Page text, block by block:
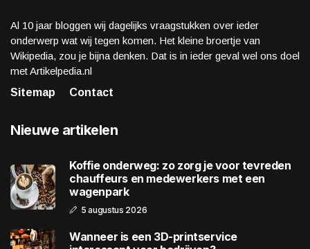
Al 10 jaar bloggen wij dagelijks vraagstukken over ieder
onderwerp wat wij tegen komen. Het kleine broertje van
Wikipedia, zou je bijna denken. Dat is in ieder geval wel ons doel
met Artikelpedia.nl
Sitemap
Contact
Nieuwe artikelen
Koffie onderweg: zo zorg je voor tevreden
chauffeurs en medewerkers met een
wagenpark
5 augustus 2026
Wanneer is een 3D-printservice